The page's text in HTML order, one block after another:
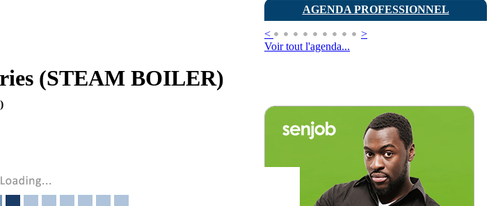
AGENDA PROFESSIONNEL
<
>
Voir tout l'agenda...
(STEAM BOILER)